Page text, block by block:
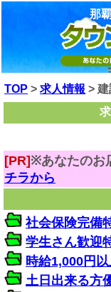
那
TOP > 求人情報 >
[PR] ※あなたのお
チラから
社会保険完備
学生さん歓迎
時給1,000円
土日出来る方